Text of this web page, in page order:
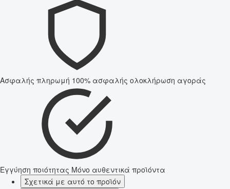
Ασφαλής πληρωμή 100% ασφαλής ολοκλήρωση αγοράς
Εγγύηση ποιότητας Μόνο αυθεντικά προϊόντα
Σχετικά με αυτό το προϊόν